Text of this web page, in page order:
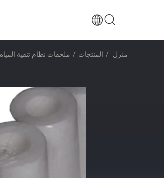
منزل / المنتجات / ملحقات نظام تنقية المياه